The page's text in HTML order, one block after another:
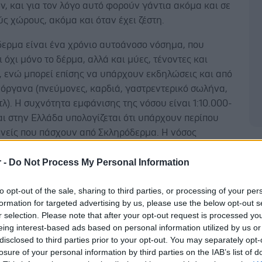
- Do Not Process My Personal Information
opt-out of the sale, sharing to third parties, or processing of your
for targeted advertising by us, please use the below opt-out
selection. Please note that after your opt-out request is processed
interest-based ads based on personal information utilized by us
to third parties prior to your opt-out. You may separately
of your personal information by third parties on the IAB’s list of
και για τον λόγο αυτό φορούν γάντια ακόμα και σε
χώρους, ακόμα και όταν έχει ζέστη.
είναι ένα χρόνιο αυτοάνοσο νόσημα, που
όχι μόνο το δέρμα, αλλά και μύες, τένοντες και
ενώ μπορεί επίσης να υπάρχουν εκδηλώσεις και από
(πνεύμονες, καρδιά, γαστρεντερικό σωλήνα,
Η συχνότητα εμφάνισης της νόσου είναι 1:10.000-
στην Ελλάδα υπολογίζεται ότι υπάρχουν περίπου
που πάσχουν από Σκληρόδερμα. Η νόσος
είναι 4 γυναίκες προς 1 άνδρα. Η παθογένεια
γενετικοί και περιβαλλοντικοί παράγοντες.
Ελληνικής Ρευματολογικής Εταιρείας και
Ένωσης Ρευματολόγων Ελλάδος κ. Σπύρος
με αφορμή τις δράσεις που πραγματοποιήθηκαν σε
για την Παγκόσμια Ημέρα για το